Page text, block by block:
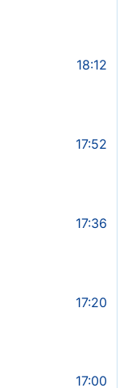
18:12
17:52
17:36
17:20
17:00